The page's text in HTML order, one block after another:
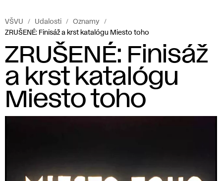
VŠVU Udalosti
Oznamy
ZRUŠENÉ: Finisáž a krst katalógu Miesto toho
ZRUŠENÉ: Finisáž
a krst katalógu
Miesto toho